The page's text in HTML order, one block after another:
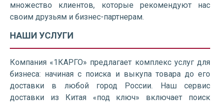
множество клиентов, которые рекомендуют нас
своим друзьям и бизнес-партнерам.
НАШИ УСЛУГИ
Компания «1КАРГО» предлагает комплекс услуг для
бизнеса: начиная с поиска и выкупа товара до его
доставки в любой город России. Наш сервис
доставки из Китая «под ключ» включает поиск